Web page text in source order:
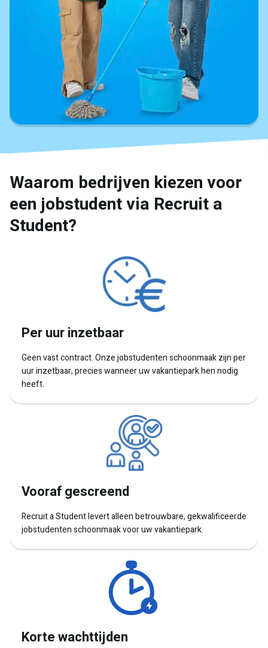
Waarom bedrijven kiezen voor
een jobstudent via Recruit a
Student?
Per uur inzetbaar
Geen vast contract. Onze jobstudenten schoonmaak zijn per
uur inzetbaar, precies wanneer uw vakantiepark hen nodig
heeft.
Vooraf gescreend
Recruit a Student levert alleen betrouwbare, gekwalificeerde
jobstudenten schoonmaak voor uw vakantiepark.
Korte wachttijden